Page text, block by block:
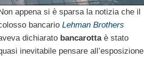
appena si è sparsa la notizia che il
bancario Lehman Brothers
dichiarato bancarottaè stato
inevitabile pensare all’esposizione